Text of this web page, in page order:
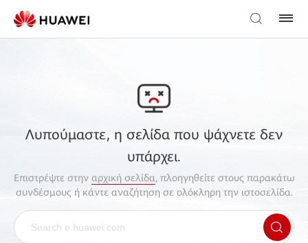
Λυπούμαστε, η σελίδα που ψάχνετε δεν
υπάρχει.
Επιστρέψτε στην αρχική σελίδα, πλοηγηθείτε στους παρακάτω
συνδέσμους ή κάντε αναζήτηση σε ολόκληρη την ιστοσελίδα.